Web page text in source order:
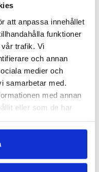
att anpassa innehållet
funktioner
trafik. Vi
och annan
medier och
samarbetar med.
med annan
eller som de har
på under
eka i mig. Det är
på mig
hittar in i
ur
upp på stan
och mycket
öppenhet.
och uttrycken
oss, när jag
en helhet enligt